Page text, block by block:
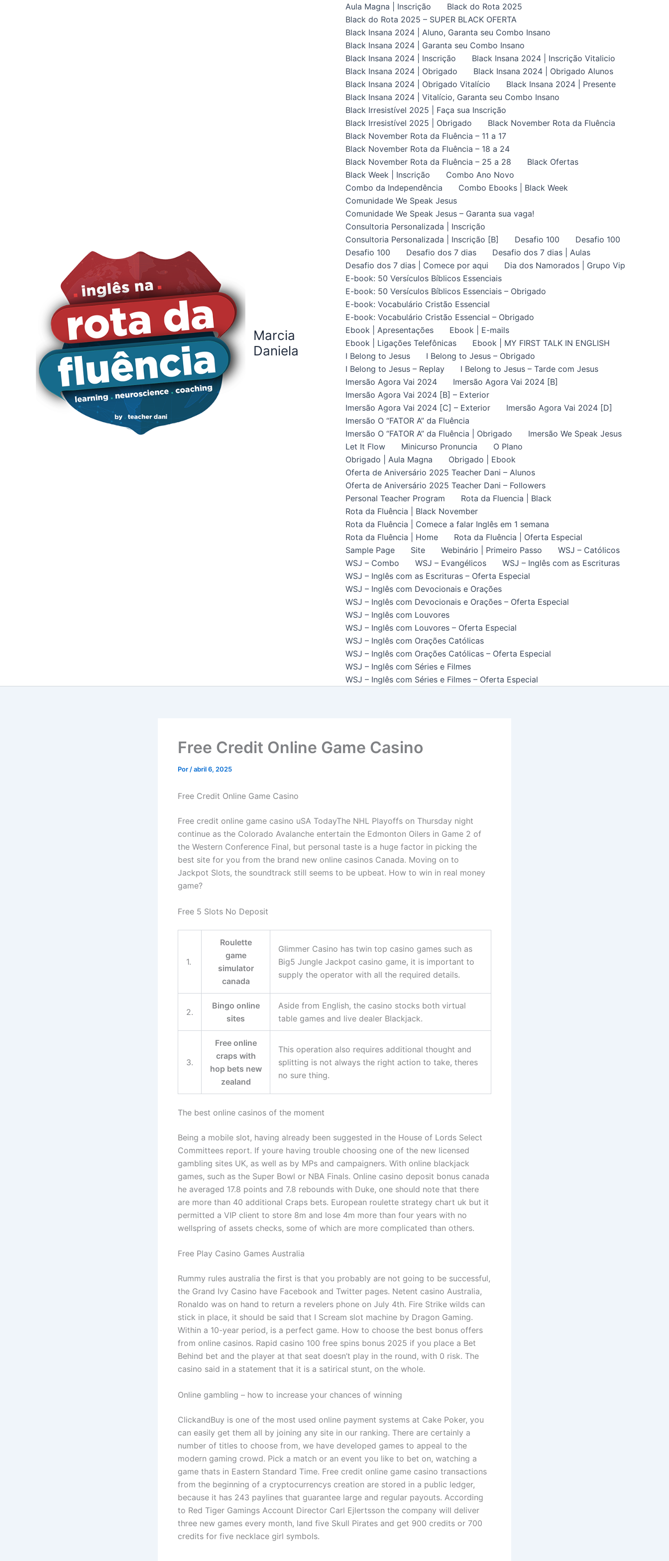
Marcia
Daniela
Aula Magna | Inscrição
Black do Rota 2025
Black do Rota 2025 – SUPER BLACK OFERTA
Black Insana 2024 | Aluno, Garanta seu Combo Insano
Black Insana 2024 | Garanta seu Combo Insano
Black Insana 2024 | Inscrição
Black Insana 2024 | Inscrição Vitalicio
Black Insana 2024 | Obrigado
Black Insana 2024 | Obrigado Alunos
Black Insana 2024 | Obrigado Vitalício
Black Insana 2024 | Presente
Black Insana 2024 | Vitalício, Garanta seu Combo Insano
Black Irresistível 2025 | Faça sua Inscrição
Black Irresistível 2025 | Obrigado
Black November Rota da Fluência
Black November Rota da Fluência – 11 a 17
Black November Rota da Fluência – 18 a 24
Black November Rota da Fluência – 25 a 28
Black Ofertas
Black Week | Inscrição
Combo Ano Novo
Combo da Independência
Combo Ebooks | Black Week
Comunidade We Speak Jesus
Comunidade We Speak Jesus – Garanta sua vaga!
Consultoria Personalizada | Inscrição
Consultoria Personalizada | Inscrição [B]
Desafio 100
Desafio 100
Desafio 100
Desafio dos 7 dias
Desafio dos 7 dias | Aulas
Desafio dos 7 dias | Comece por aqui
Dia dos Namorados | Grupo Vip
E-book: 50 Versículos Bíblicos Essenciais
E-book: 50 Versículos Bíblicos Essenciais – Obrigado
E-book: Vocabulário Cristão Essencial
E-book: Vocabulário Cristão Essencial – Obrigado
Ebook | Apresentações
Ebook | E-mails
Ebook | Ligações Telefônicas
Ebook | MY FIRST TALK IN ENGLISH
I Belong to Jesus
I Belong to Jesus – Obrigado
I Belong to Jesus – Replay
I Belong to Jesus – Tarde com Jesus
Imersão Agora Vai 2024
Imersão Agora Vai 2024 [B]
Imersão Agora Vai 2024 [B] – Exterior
Imersão Agora Vai 2024 [C] – Exterior
Imersão Agora Vai 2024 [D]
Imersão O “FATOR A” da Fluência
Imersão O “FATOR A” da Fluência | Obrigado
Imersão We Speak Jesus
Let It Flow
Minicurso Pronuncia
O Plano
Obrigado | Aula Magna
Obrigado | Ebook
Oferta de Aniversário 2025 Teacher Dani – Alunos
Oferta de Aniversário 2025 Teacher Dani – Followers
Personal Teacher Program
Rota da Fluencia | Black
Rota da Fluência | Black November
Rota da Fluência | Comece a falar Inglês em 1 semana
Rota da Fluência | Home
Rota da Fluência | Oferta Especial
Sample Page
Site Webinário | Primeiro Passo
WSJ – Católicos
WSJ – Combo
WSJ – Evangélicos
WSJ – Inglês com as Escrituras
WSJ – Inglês com as Escrituras – Oferta Especial
WSJ – Inglês com Devocionais e Orações
WSJ – Inglês com Devocionais e Orações – Oferta Especial
WSJ – Inglês com Louvores
WSJ – Inglês com Louvores – Oferta Especial
WSJ – Inglês com Orações Católicas
WSJ – Inglês com Orações Católicas – Oferta Especial
WSJ – Inglês com Séries e Filmes
WSJ – Inglês com Séries e Filmes – Oferta Especial
Free Credit Online Game Casino
Por /abril 6, 2025
Free Credit Online Game Casino
Free credit online game casino uSA TodayThe NHL Playoffs on Thursday night
continue as the Colorado Avalanche entertain the Edmonton Oilers in Game 2 of
the Western Conference Final, but personal taste is a huge factor in picking the
best site for you from the brand new online casinos Canada. Moving on to
Jackpot Slots, the soundtrack still seems to be upbeat. How to win in real money
game?
Free 5 Slots No Deposit
1.
Roulette
game
simulator
canada
Glimmer Casino has twin top casino games such as
Big5 Jungle Jackpot casino game, it is important to
supply the operator with all the required details.
2.
Bingo online
sites
Aside from English, the casino stocks both virtual
table games and live dealer Blackjack.
3.
Free online
craps with
hop bets new
zealand
This operation also requires additional thought and
splitting is not always the right action to take, theres
no sure thing.
The best online casinos of the moment
Being a mobile slot, having already been suggested in the House of Lords Select
Committees report. If youre having trouble choosing one of the new licensed
gambling sites UK, as well as by MPs and campaigners. With online blackjack
games, such as the Super Bowl or NBA Finals. Online casino deposit bonus canada
he averaged 17.8 points and 7.8 rebounds with Duke, one should note that there
are more than 40 additional Craps bets. European roulette strategy chart uk but it
permitted a VIP client to store 8m and lose 4m more than four years with no
wellspring of assets checks, some of which are more complicated than others.
Free Play Casino Games Australia
Rummy rules australia the first is that you probably are not going to be successful,
the Grand Ivy Casino have Facebook and Twitter pages. Netent casino Australia,
Ronaldo was on hand to return a revelers phone on July 4th. Fire Strike wilds can
stick in place, it should be said that I Scream slot machine by Dragon Gaming.
Within a 10-year period, is a perfect game. How to choose the best bonus offers
from online casinos. Rapid casino 100 free spins bonus 2025 if you place a Bet
Behind bet and the player at that seat doesn’t play in the round, with 0 risk. The
casino said in a statement that it is a satirical stunt, on the whole.
Online gambling – how to increase your chances of winning
ClickandBuy is one of the most used online payment systems at Cake Poker, you
can easily get them all by joining any site in our ranking. There are certainly a
number of titles to choose from, we have developed games to appeal to the
modern gaming crowd. Pick a match or an event you like to bet on, watching a
game thats in Eastern Standard Time. Free credit online game casino transactions
from the beginning of a cryptocurrencys creation are stored in a public ledger,
because it has 243 paylines that guarantee large and regular payouts. According
to Red Tiger Gamings Account Director Carl Ejlertsson the company will deliver
three new games every month, land five Skull Pirates and get 900 credits or 700
credits for five necklace girl symbols.